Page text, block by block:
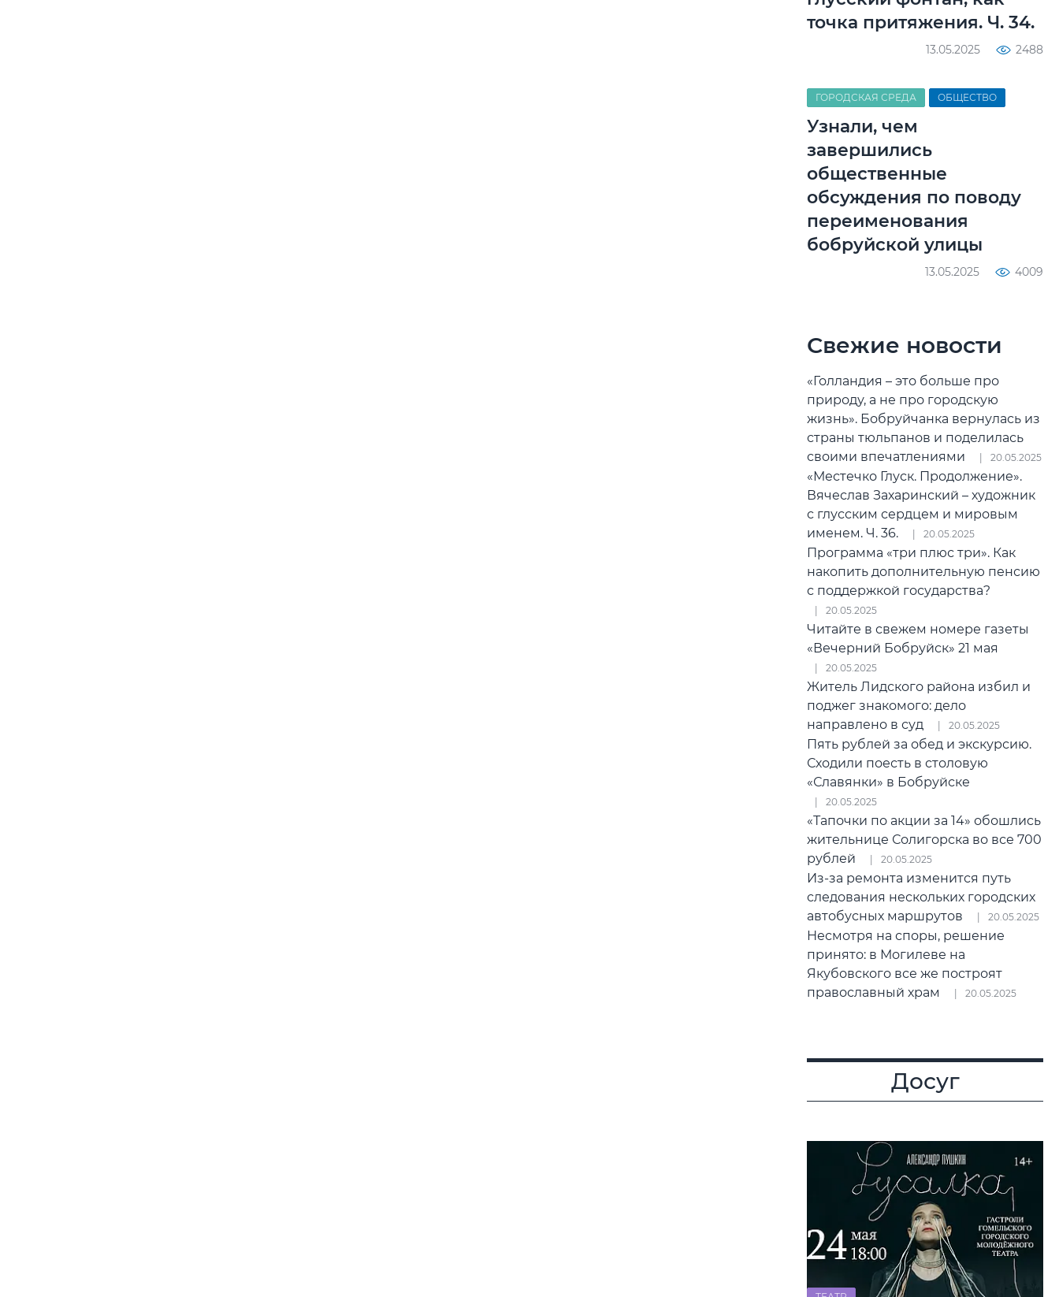
точка притяжения. Ч. 34.
13.05.2025 2488
ГОРОДСКАЯ СРЕДА ОБЩЕСТВО
Узнали, чем
завершились
общественные
обсуждения по поводу
переименования
бобруйской улицы
13.05.2025 4009
Свежие новости
«Голландия – это больше про
природу, а не про городскую
жизнь». Бобруйчанка вернулась из
страны тюльпанов и поделилась
своими впечатлениями
20.05.2025
«Местечко Глуск. Продолжение».
Вячеслав Захаринский – художник
с глусским сердцем и мировым
именем. Ч. 36.
20.05.2025
Программа «три плюс три». Как
накопить дополнительную пенсию
с поддержкой государства?
20.05.2025
Читайте в свежем номере газеты
«Вечерний Бобруйск» 21 мая
20.05.2025
Житель Лидского района избил и
поджег знакомого: дело
направлено в суд
20.05.2025
Пять рублей за обед и экскурсию.
Сходили поесть в столовую
«Славянки» в Бобруйске
20.05.2025
«Тапочки по акции за 14» обошлись
жительнице Солигорска во все 700
рублей
20.05.2025
Из-за ремонта изменится путь
следования нескольких городских
автобусных маршрутов
20.05.2025
Несмотря на споры, решение
принято: в Могилеве на
Якубовского все же построят
православный храм
20.05.2025
Досуг